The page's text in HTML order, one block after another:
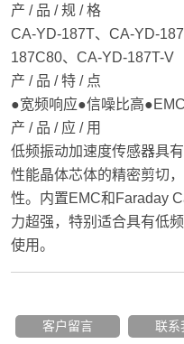
产 / 品 / 规 / 格
CA-YD-187T、CA-YD-
187C80、CA-YD-187T-V
产 / 品 / 特 / 点
●宽频响应●信噪比高
产 / 品 / 应 / 用
低频振动加速度传感器具
性能晶体芯体的精密剪切
性。内置EMC和Faraday
力超强，特别适合具有低
使用。
客户留言 联系